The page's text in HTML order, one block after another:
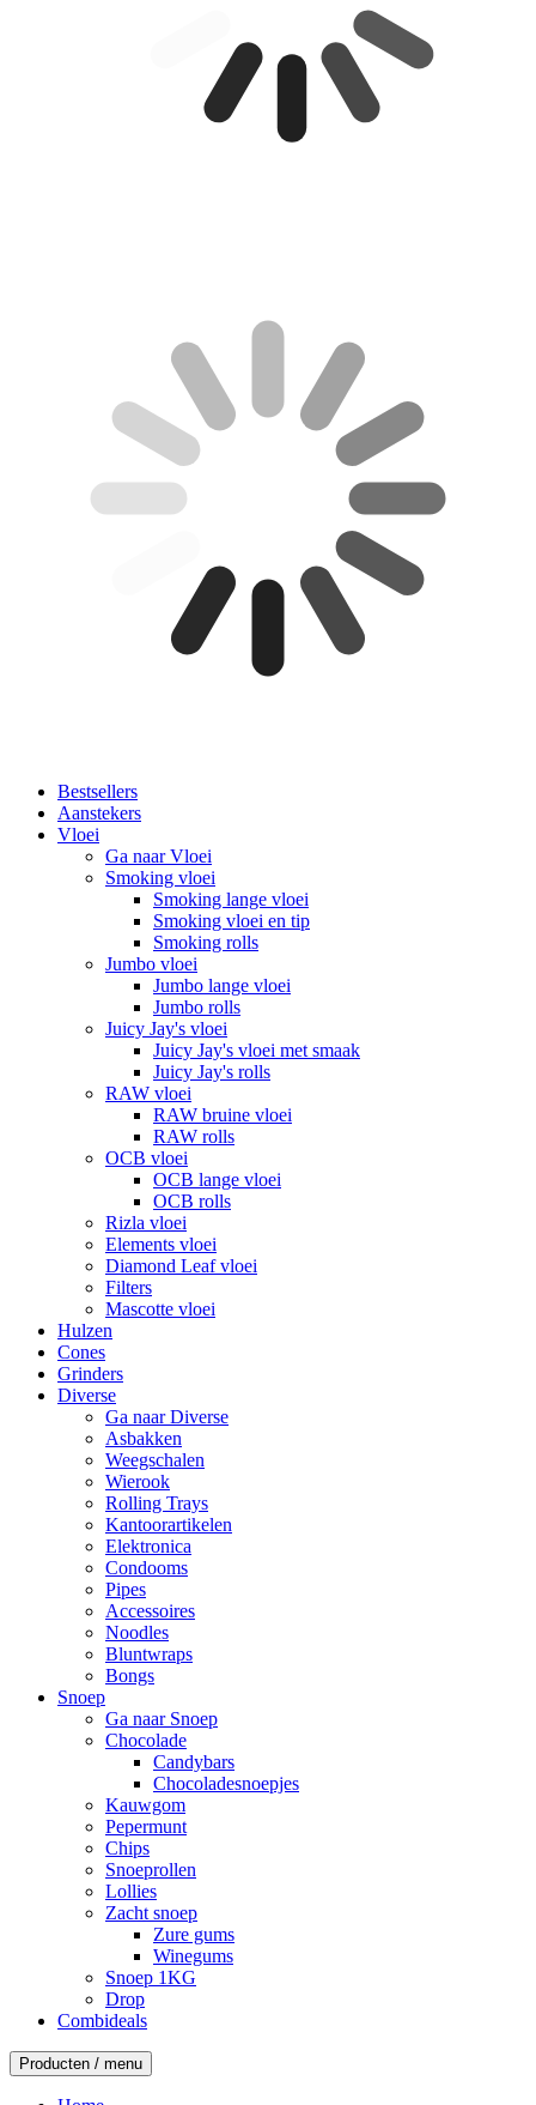
Bestsellers
Aanstekers
Vloei
Ga naar Vloei
Smoking vloei
Smoking lange vloei
Smoking vloei en tip
Smoking rolls
Jumbo vloei
Jumbo lange vloei
Jumbo rolls
Juicy Jay's vloei
Juicy Jay's vloei met smaak
Juicy Jay's rolls
RAW vloei
RAW bruine vloei
RAW rolls
OCB vloei
OCB lange vloei
OCB rolls
Rizla vloei
Elements vloei
Diamond Leaf vloei
Filters
Mascotte vloei
Hulzen
Cones
Grinders
Diverse
Ga naar Diverse
Asbakken
Weegschalen
Wierook
Rolling Trays
Kantoorartikelen
Elektronica
Condooms
Pipes
Accessoires
Noodles
Bluntwraps
Bongs
Snoep
Ga naar Snoep
Chocolade
Candybars
Chocoladesnoepjes
Kauwgom
Pepermunt
Chips
Snoeprollen
Lollies
Zacht snoep
Zure gums
Winegums
Snoep 1KG
Drop
Combideals
Producten / menu